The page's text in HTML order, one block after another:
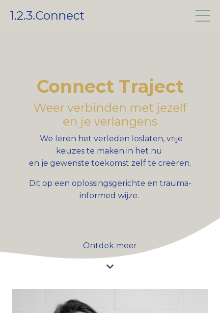
1.2.3.Connect
Connect Traject
Weer verbinden met jezelf
en je verlangens
We leren het verleden loslaten, vrije
keuzes te maken in het nu
en je gewenste toekomst zelf te creëren.
Dit op een oplossingsgerichte en trauma-
informed wijze.
Ontdek meer